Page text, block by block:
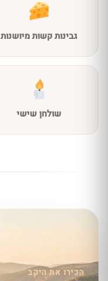
גבינות קשות מיושנות
שולחן שישי
הכירו את היקב